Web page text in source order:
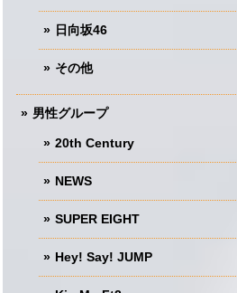
日向坂46
その他
男性グループ
20th Century
NEWS
SUPER EIGHT
Hey! Say! JUMP